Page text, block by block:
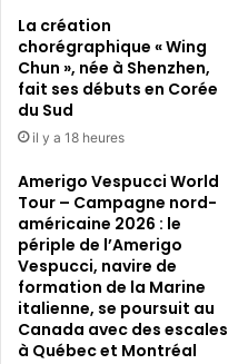
La création
chorégraphique « Wing
Chun », née à Shenzhen,
fait ses débuts en Corée
du Sud
il y a 18 heures
Amerigo Vespucci World
Tour – Campagne nord-
américaine 2026 : le
périple de l’Amerigo
Vespucci, navire de
formation de la Marine
italienne, se poursuit au
Canada avec des escales
à Québec et Montréal